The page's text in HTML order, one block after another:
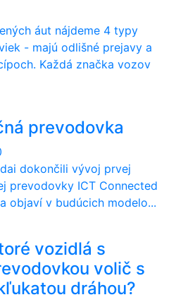
áut nájdeme 4 typy
- majú odlišné prejavy a
Každá značka vozov
prevodovka
dokončili vývoj prvej
prevodovky ICT Connected
objaví v budúcich modelo...
vozidlá s
volič s
dráhou?